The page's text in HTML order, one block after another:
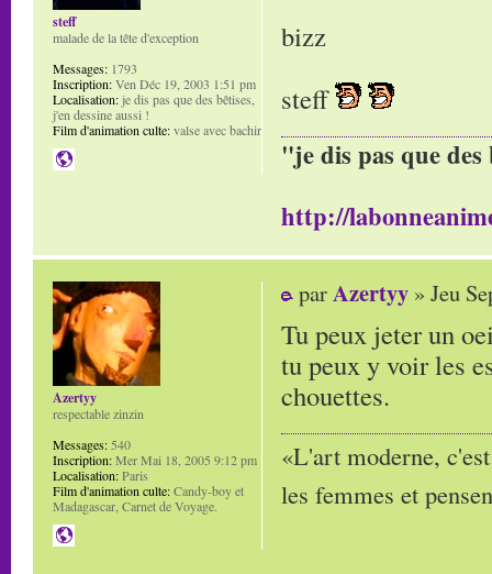
bizz
steff
"je dis pas que
http://
steff
malade de la tête d'exception
Messages: 1793
Inscription:Ven Déc 19, 2003 1:51 pm
Localisation:je dis pas que des bêtises,
j'en dessine aussi !
Film d'animation culte:valse avec bachir
parAzertyy » Jeu
Tu peux jeter un
tu peux y voir les
chouettes.
«L'art moderne,
les femmes et
Azertyy
respectable zinzin
Messages:540
Inscription:Mer Mai 18, 2005 9:12 pm
Localisation:Paris
Film d'animation culte:Candy-boy et
Madagascar, Carnet de Voyage.